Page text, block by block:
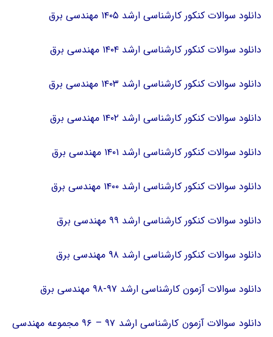
دانلود سوالات کنکور کارشناسی ارشد ۱۴۰۵ مهندسی برق
دانلود سوالات کنکور کارشناسی ارشد ۱۴۰۴ مهندسی برق
دانلود سوالات کنکور کارشناسی ارشد ۱۴۰۳ مهندسی برق
دانلود سوالات کنکور کارشناسی ارشد ۱۴۰۲ مهندسی برق
دانلود سوالات کنکور کارشناسی ارشد ۱۴۰۱ مهندسی برق
دانلود سوالات کنکور کارشناسی ارشد ۱۴۰۰ مهندسی برق
دانلود سوالات کنکور کارشناسی ارشد ۹۹ مهندسی برق
دانلود سوالات کنکور کارشناسی ارشد ۹۸ مهندسی برق
دانلود سوالات آزمون کارشناسی ارشد ۹۷-۹۸ مهندسی برق
دانلود سوالات آزمون کارشناسی ارشد ۹۷ – ۹۶ مجموعه مهندسی